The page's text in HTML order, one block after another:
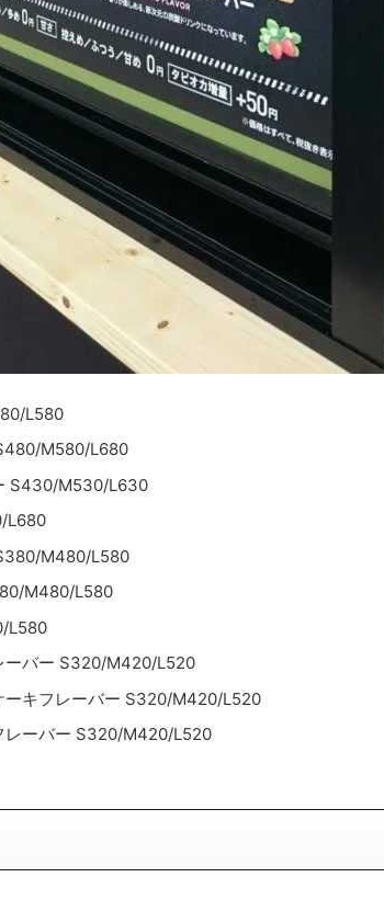
L580
M580/L680
S430/M530/L630
L680
M480/L580
M480/L580
L580
ーバー S320/M420/L520
ーキフレーバー S320/M420/L520
レーバー S320/M420/L520